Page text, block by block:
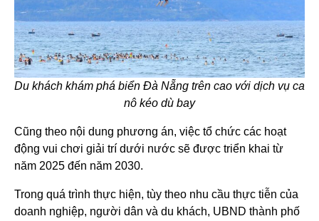
Du khách khám phá biển Đà Nẵng trên cao với dịch vụ ca
nô kéo dù bay
Cũng theo nội dung phương án, việc tổ chức các hoạt
động vui chơi giải trí dưới nước sẽ được triển khai từ
năm 2025 đến năm 2030.
Trong quá trình thực hiện, tùy theo nhu cầu thực tiễn của
doanh nghiệp, người dân và du khách, UBND thành phố